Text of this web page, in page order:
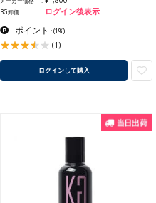
BG卸価 ログイン後表示
ポイント :(1%)
(1)
ログインして購入